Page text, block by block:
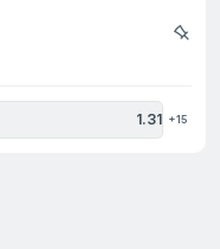
1.31 +15